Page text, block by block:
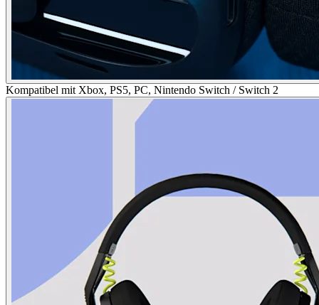
Kompatibel mit Xbox, PS5, PC, Nintendo Switch / Switch 2